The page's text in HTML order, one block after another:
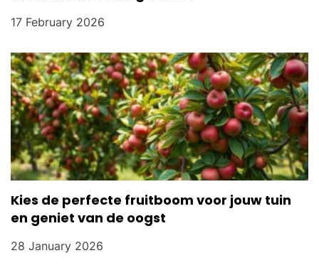
17 February 2026
Kies de perfecte fruitboom voor jouw tuin
en geniet van de oogst
28 January 2026